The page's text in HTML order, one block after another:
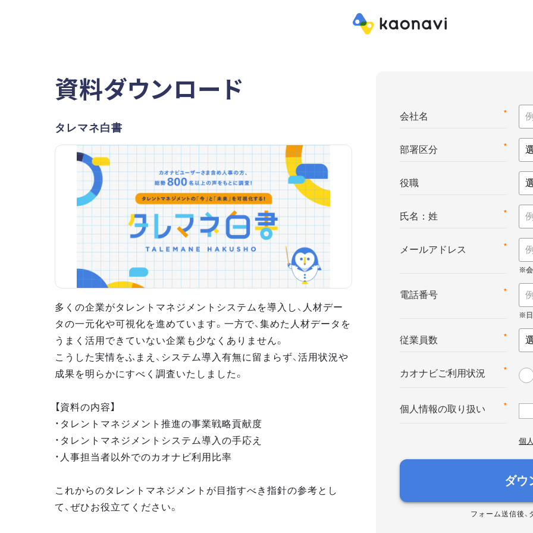
資料ダウンロード
タレマネ白書
多くの企業がタレントマネジメントシステムを導入し、人材デー
タの一元化や可視化を進めています。一方で、集めた人材データを
うまく活用できていない企業も少なくありません。
こうした実情をふまえ、システム導入有無に留まらず、活用状況や
成果を明らかにすべく調査いたしました。
【資料の内容】
・タレントマネジメント推進の事業戦略貢献度
・タレントマネジメントシステム導入の手応え
・人事担当者以外でのカオナビ利用比率
これからのタレントマネジメントが目指すべき指針の参考とし
て、ぜひお役立てください。
*
会社名
*
部署区分
役職
*
氏名：姓
*
メールアドレス
*
電話番号
*
従業員数
*
カオナビご利用状況
*
個人情報の取り扱い
個
ダウ
フォーム送信後